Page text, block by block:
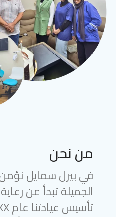
من نحن
في بيرل سمايل
الجميلة تبدأ من